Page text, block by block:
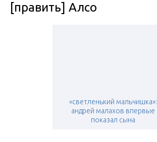
[править] Алсо
«светленький мальчишка»:
андрей малахов впервые
показал сына